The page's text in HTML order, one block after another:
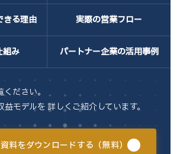
きる理由 実際の営業フロー
組み パートナー企業の活用事例
ださい。
モデルを 詳しくご紹介しています。
料をダウンロードする（無料）